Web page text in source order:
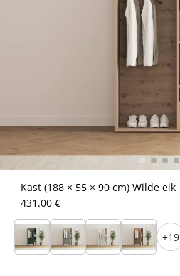
Kast (188 × 55 × 90 cm) Wilde eik
431.00 €
+19